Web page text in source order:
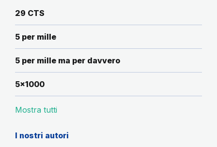
29 CTS
5 per mille
5 per mille ma per davvero
5x1000
Mostra tutti
I nostri autori